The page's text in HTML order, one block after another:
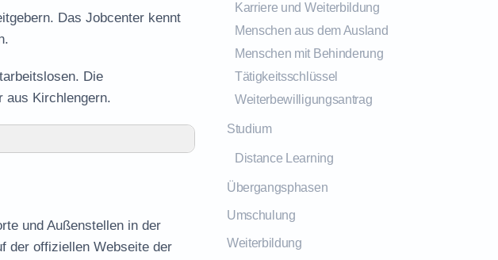
Das Jobcenter kennt
Die
aus Kirchlengern.
und Außenstellen in der
der offiziellen Webseite der
Karriere und Weiterbildung
Menschen aus dem Ausland
Menschen mit Behinderung
Tätigkeitsschlüssel
Weiterbewilligungsantrag
Studium
Distance Learning
Übergangsphasen
Umschulung
Weiterbildung